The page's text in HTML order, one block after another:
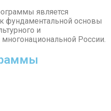
является
фундаментальной основы
и
России.